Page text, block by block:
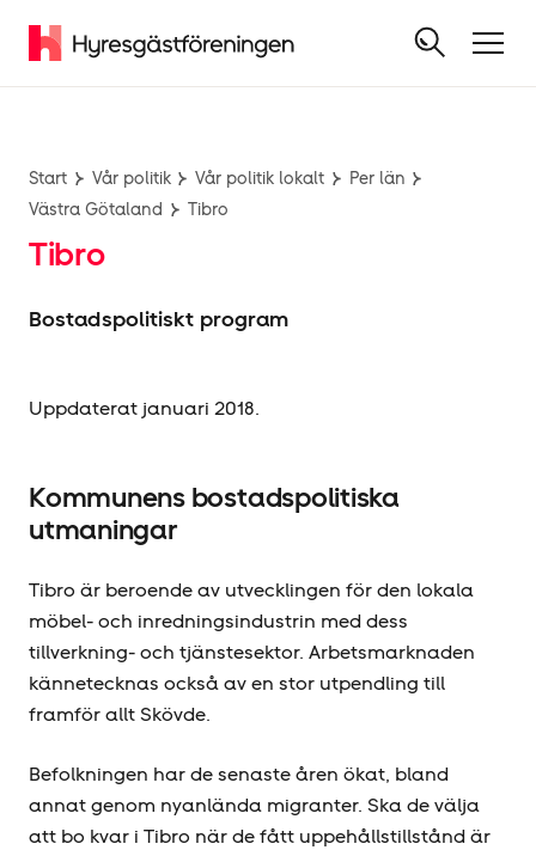
Start Vår politik Vår politik lokalt
Per län
Västra Götaland
Tibro
Tibro
Bostadspolitiskt program
Uppdaterat januari 2018.
Kommunens bostadspolitiska
utmaningar
Tibro är beroende av utvecklingen för den lokala
möbel- och inredningsindustrin med dess
tillverkning- och tjänstesektor. Arbetsmarknaden
kännetecknas också av en stor utpendling till
framför allt Skövde.
Befolkningen har de senaste åren ökat, bland
annat genom nyanlända migranter. Ska de välja
att bo kvar i Tibro när de fått uppehållstillstånd är